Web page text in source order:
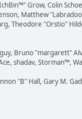
Grow, Colin
Matthew
Theodore "Orstio"
Bruno "margarett"
shadav, Storman™,
"B" Hall, Gary M.